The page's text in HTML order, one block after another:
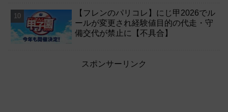
【フレンのパリコレ】にじ甲2026でル
ールが変更され経験値目的の代走・守
備交代が禁止に【不具合】
スポンサーリンク